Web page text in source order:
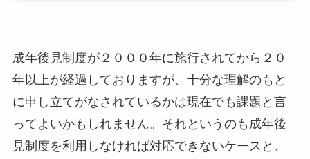
成年後見制度が２０００年に施行されてから２０
年以上が経過しておりますが、十分な理解のもと
に申し立てがなされているかは現在でも課題と言
ってよいかもしれません。それというのも成年後
見制度を利用しなければ対応できないケースと、